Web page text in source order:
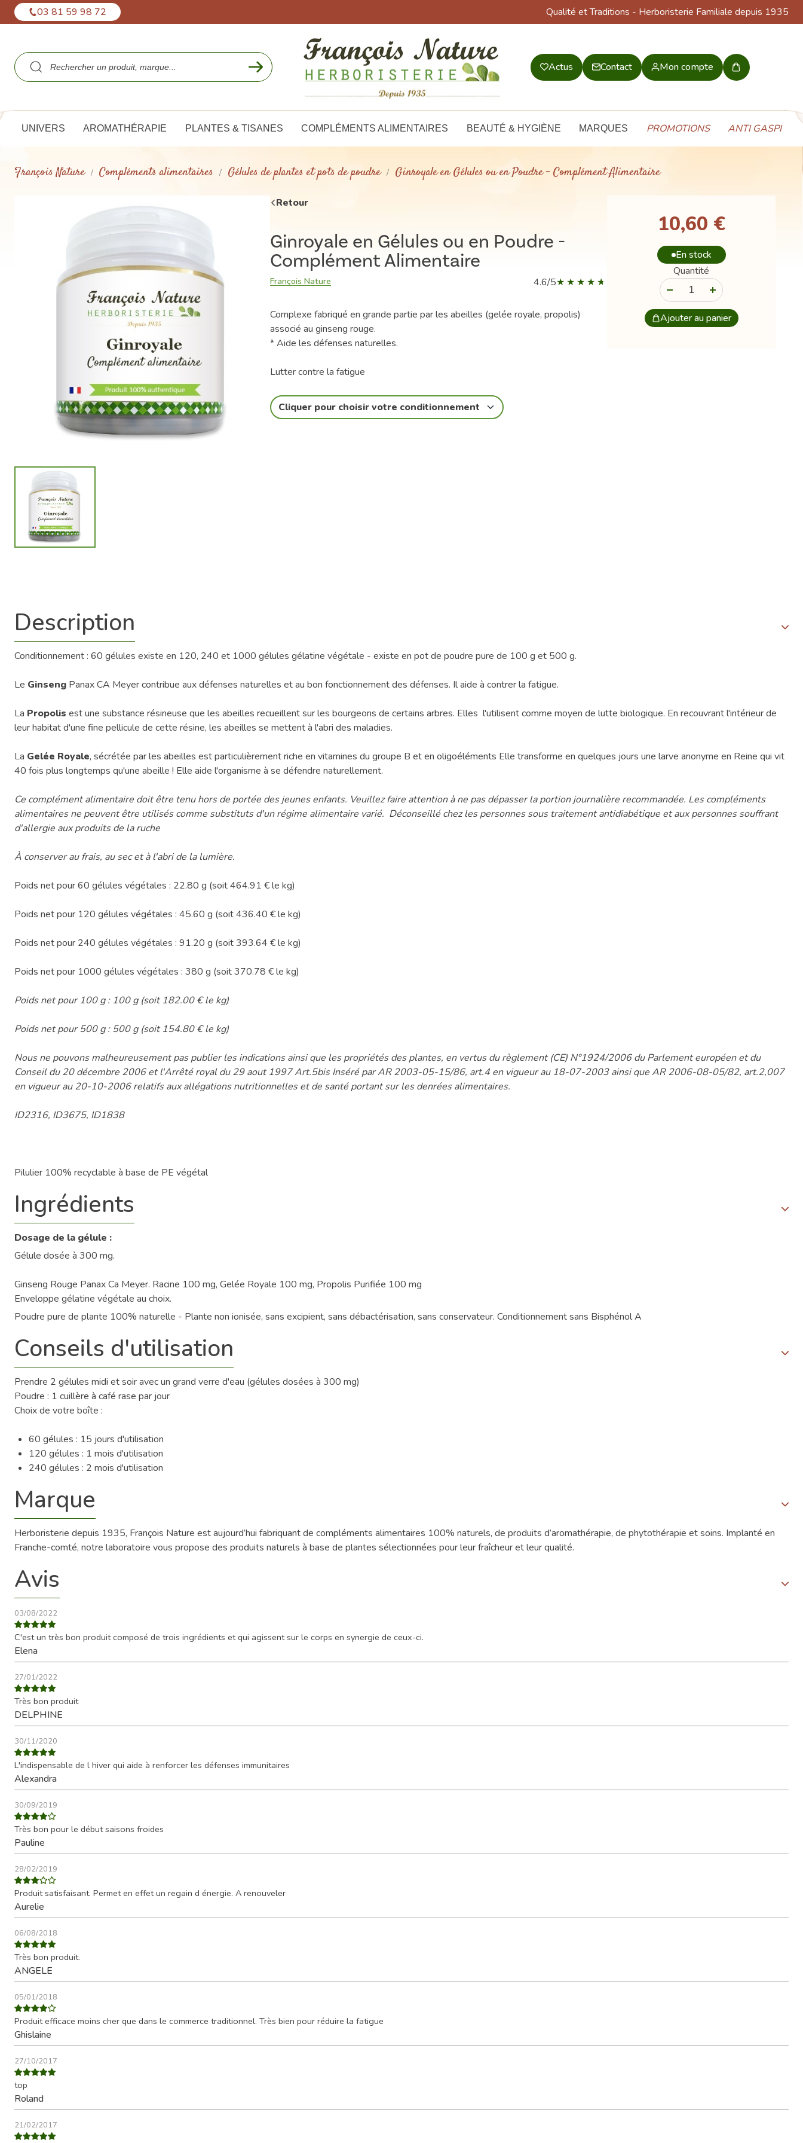
03 81 59 98 72 Qualité et Traditions - Herboristerie Familiale depuis 1935
Actus Contact Mon compte
Mon
UNIVERS AROMATHÉRAPIE PLANTES & TISANES COMPLÉMENTS ALIMENTAIRES BEAUTÉ & HYGIÈNE MARQUES PROMOTIONS ANTI GASPI
François Nature Compléments alimentaires Gélules de plantes et pots de poudre Ginroyale en Gélules ou en Poudre - Complément Alimentaire
Retour
Ginroyale en Gélules ou en Poudre -
Complément Alimentaire
François Nature 4.6/5
Complexe fabriqué en grande partie par les abeilles (gelée royale, propolis)
associé au ginseng rouge.
* Aide les défenses naturelles.
Lutter contre la fatigue
Cliquer pour choisir votre conditionnement
10,60 €
En stock
Quantité
Ajouter au panier
Description
Conditionnement : 60 gélules existe en 120, 240 et 1000 gélules gélatine végétale - existe en pot de poudre pure de 100 g et 500 g.
Le Ginseng Panax CA Meyer contribue aux défenses naturelles et au bon fonctionnement des défenses. Il aide à contrer la fatigue.
La Propolis est une substance résineuse que les abeilles recueillent sur les bourgeons de certains arbres. Elles l'utilisent comme moyen de lutte biologique. En recouvrant l'intérieur de
leur habitat d'une fine pellicule de cette résine, les abeilles se mettent à l'abri des maladies.
La Gelée Royale, sécrétée par les abeilles est particulièrement riche en vitamines du groupe B et en oligoéléments Elle transforme en quelques jours une larve anonyme en Reine qui vit
40 fois plus longtemps qu'une abeille ! Elle aide l'organisme à se défendre naturellement.
Ce complément alimentaire doit être tenu hors de portée des jeunes enfants. Veuillez faire attention à ne pas dépasser la portion journalière recommandée. Les compléments
alimentaires ne peuvent être utilisés comme substituts d'un régime alimentaire varié. Déconseillé chez les personnes sous traitement antidiabétique et aux personnes souffrant
d'allergie aux produits de la ruche
À conserver au frais, au sec et à l'abri de la lumière.
Poids net pour 60 gélules végétales : 22.80 g (soit 464.91 € le kg)
Poids net pour 120 gélules végétales : 45.60 g (soit 436.40 € le kg)
Poids net pour 240 gélules végétales : 91.20 g (soit 393.64 € le kg)
Poids net pour 1000 gélules végétales : 380 g (soit 370.78 € le kg)
Poids net pour 100 g : 100 g (soit 182.00 € le kg)
Poids net pour 500 g : 500 g (soit 154.80 € le kg)
Nous ne pouvons malheureusement pas publier les indications ainsi que les propriétés des plantes, en vertus du règlement (CE) N°1924/2006 du Parlement européen et du
Conseil du 20 décembre 2006 et l'Arrêté royal du 29 aout 1997 Art.5bis Inséré par AR 2003-05-15/86, art.4 en vigueur au 18-07-2003 ainsi que AR 2006-08-05/82, art.2,007
en vigueur au 20-10-2006 relatifs aux allégations nutritionnelles et de santé portant sur les denrées alimentaires.
ID2316, ID3675, ID1838
Pilulier 100% recyclable à base de PE végétal
Ingrédients
Dosage de la gélule :
Gélule dosée à 300 mg.
Ginseng Rouge Panax Ca Meyer. Racine 100 mg, Gelée Royale 100 mg, Propolis Purifiée 100 mg
Enveloppe gélatine végétale au choix.
Poudre pure de plante 100% naturelle - Plante non ionisée, sans excipient, sans débactérisation, sans conservateur. Conditionnement sans Bisphénol A
Conseils d'utilisation
Prendre 2 gélules midi et soir avec un grand verre d'eau (gélules dosées à 300 mg)
Poudre : 1 cuillère à café rase par jour
Choix de votre boîte :
60 gélules : 15 jours d'utilisation
120 gélules : 1 mois d'utilisation
240 gélules : 2 mois d'utilisation
Marque
Herboristerie depuis 1935, François Nature est aujourd’hui fabriquant de compléments alimentaires 100% naturels, de produits d’aromathérapie, de phytothérapie et soins. Implanté en
Franche-comté, notre laboratoire vous propose des produits naturels à base de plantes sélectionnées pour leur fraîcheur et leur qualité.
Avis
03/08/2022
C'est un très bon produit composé de trois ingrédients et qui agissent sur le corps en synergie de ceux-ci.
Elena
27/01/2022
Très bon produit
DELPHINE
30/11/2020
L'indispensable de l hiver qui aide à renforcer les défenses immunitaires
Alexandra
30/09/2019
Très bon pour le début saisons froides
Pauline
28/02/2019
Produit satisfaisant. Permet en effet un regain d énergie. A renouveler
Aurelie
06/08/2018
Très bon produit.
ANGELE
05/01/2018
Produit efficace moins cher que dans le commerce traditionnel. Très bien pour réduire la fatigue
Ghislaine
27/10/2017
top
Roland
21/02/2017
Panneau de gestion des cookies